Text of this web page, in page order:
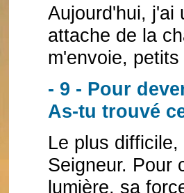
Aujourd'hui, j'ai
attache de la
m'envoie,
- 9 - Pour
As-tu trouvé
Le plus
Seigneur. Pour
lumière, sa